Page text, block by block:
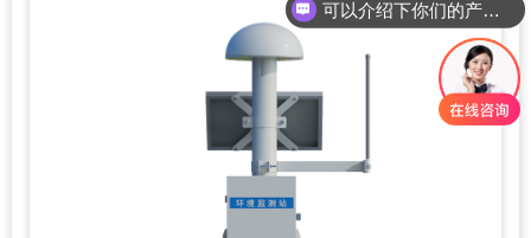
可以介绍下你们的产品么？
你们是怎么收费的呢？